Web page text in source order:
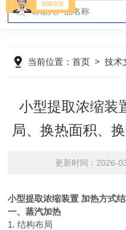
当前位置：首页 >技术
小型提取浓缩装
局、换热面积、
更新时间：
小型提取浓缩装置 加热方式
一、蒸汽加热
1. 结构布局